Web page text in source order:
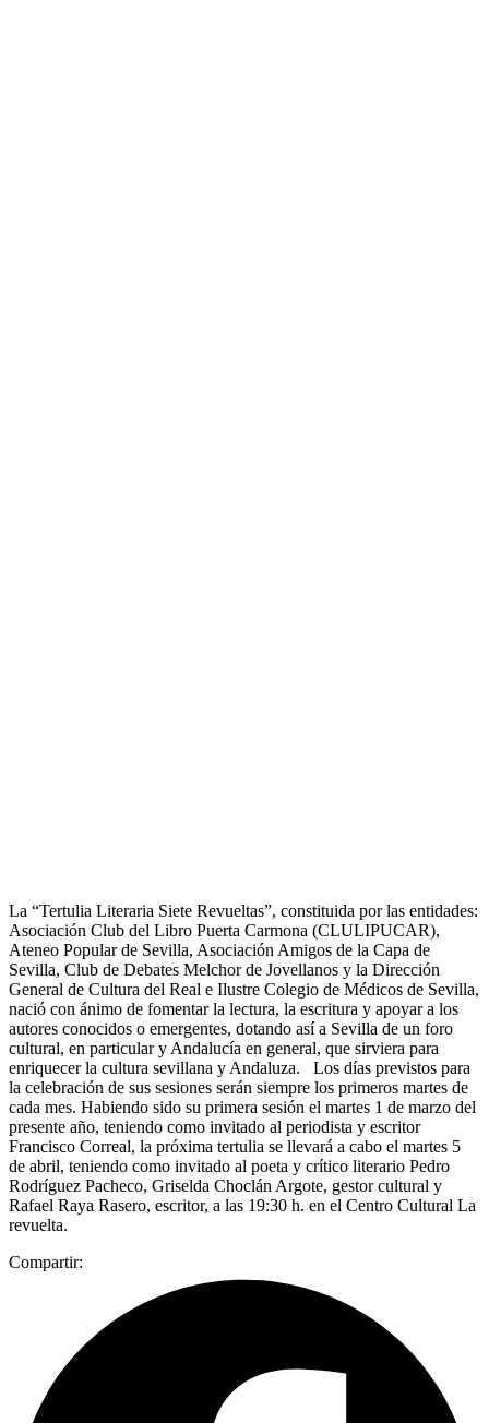
La “Tertulia Literaria Siete Revueltas”, constituida por las entidades:
Asociación Club del Libro Puerta Carmona (CLULIPUCAR),
Ateneo Popular de Sevilla, Asociación Amigos de la Capa de
Sevilla, Club de Debates Melchor de Jovellanos y la Dirección
General de Cultura del Real e Ilustre Colegio de Médicos de Sevilla,
nació con ánimo de fomentar la lectura, la escritura y apoyar a los
autores conocidos o emergentes, dotando así a Sevilla de un foro
cultural, en particular y Andalucía en general, que sirviera para
enriquecer la cultura sevillana y Andaluza. Los días previstos para
la celebración de sus sesiones serán siempre los primeros martes de
cada mes. Habiendo sido su primera sesión el martes 1 de marzo del
presente año, teniendo como invitado al periodista y escritor
Francisco Correal, la próxima tertulia se llevará a cabo el martes 5
de abril, teniendo como invitado al poeta y crítico literario Pedro
Rodríguez Pacheco, Griselda Choclán Argote, gestor cultural y
Rafael Raya Rasero, escritor, a las 19:30 h. en el Centro Cultural La
revuelta.
Compartir: